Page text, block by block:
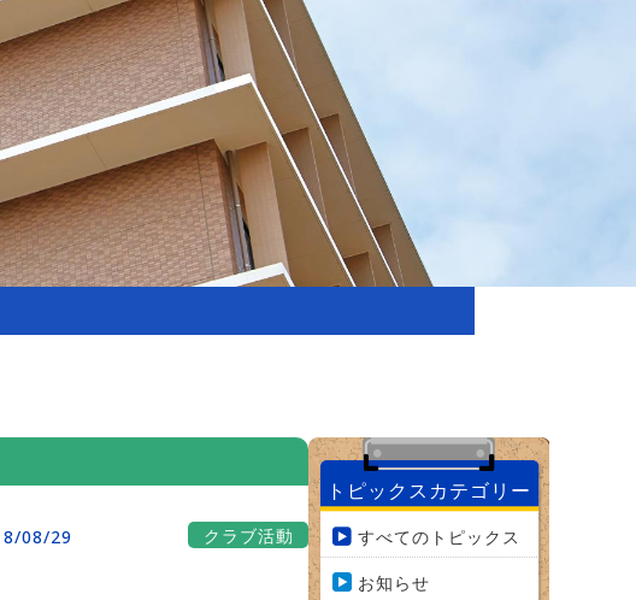
志の結実 デジタルパンフレット
生メッセージ
08/29 クラブ活動
トピックスカテゴリー
すべてのトピックス
お知らせ